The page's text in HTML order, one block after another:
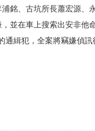
銘、古坑所長蕭宏源、
並在車上搜索出安非他
通緝犯，全案將竊嫌偵訊